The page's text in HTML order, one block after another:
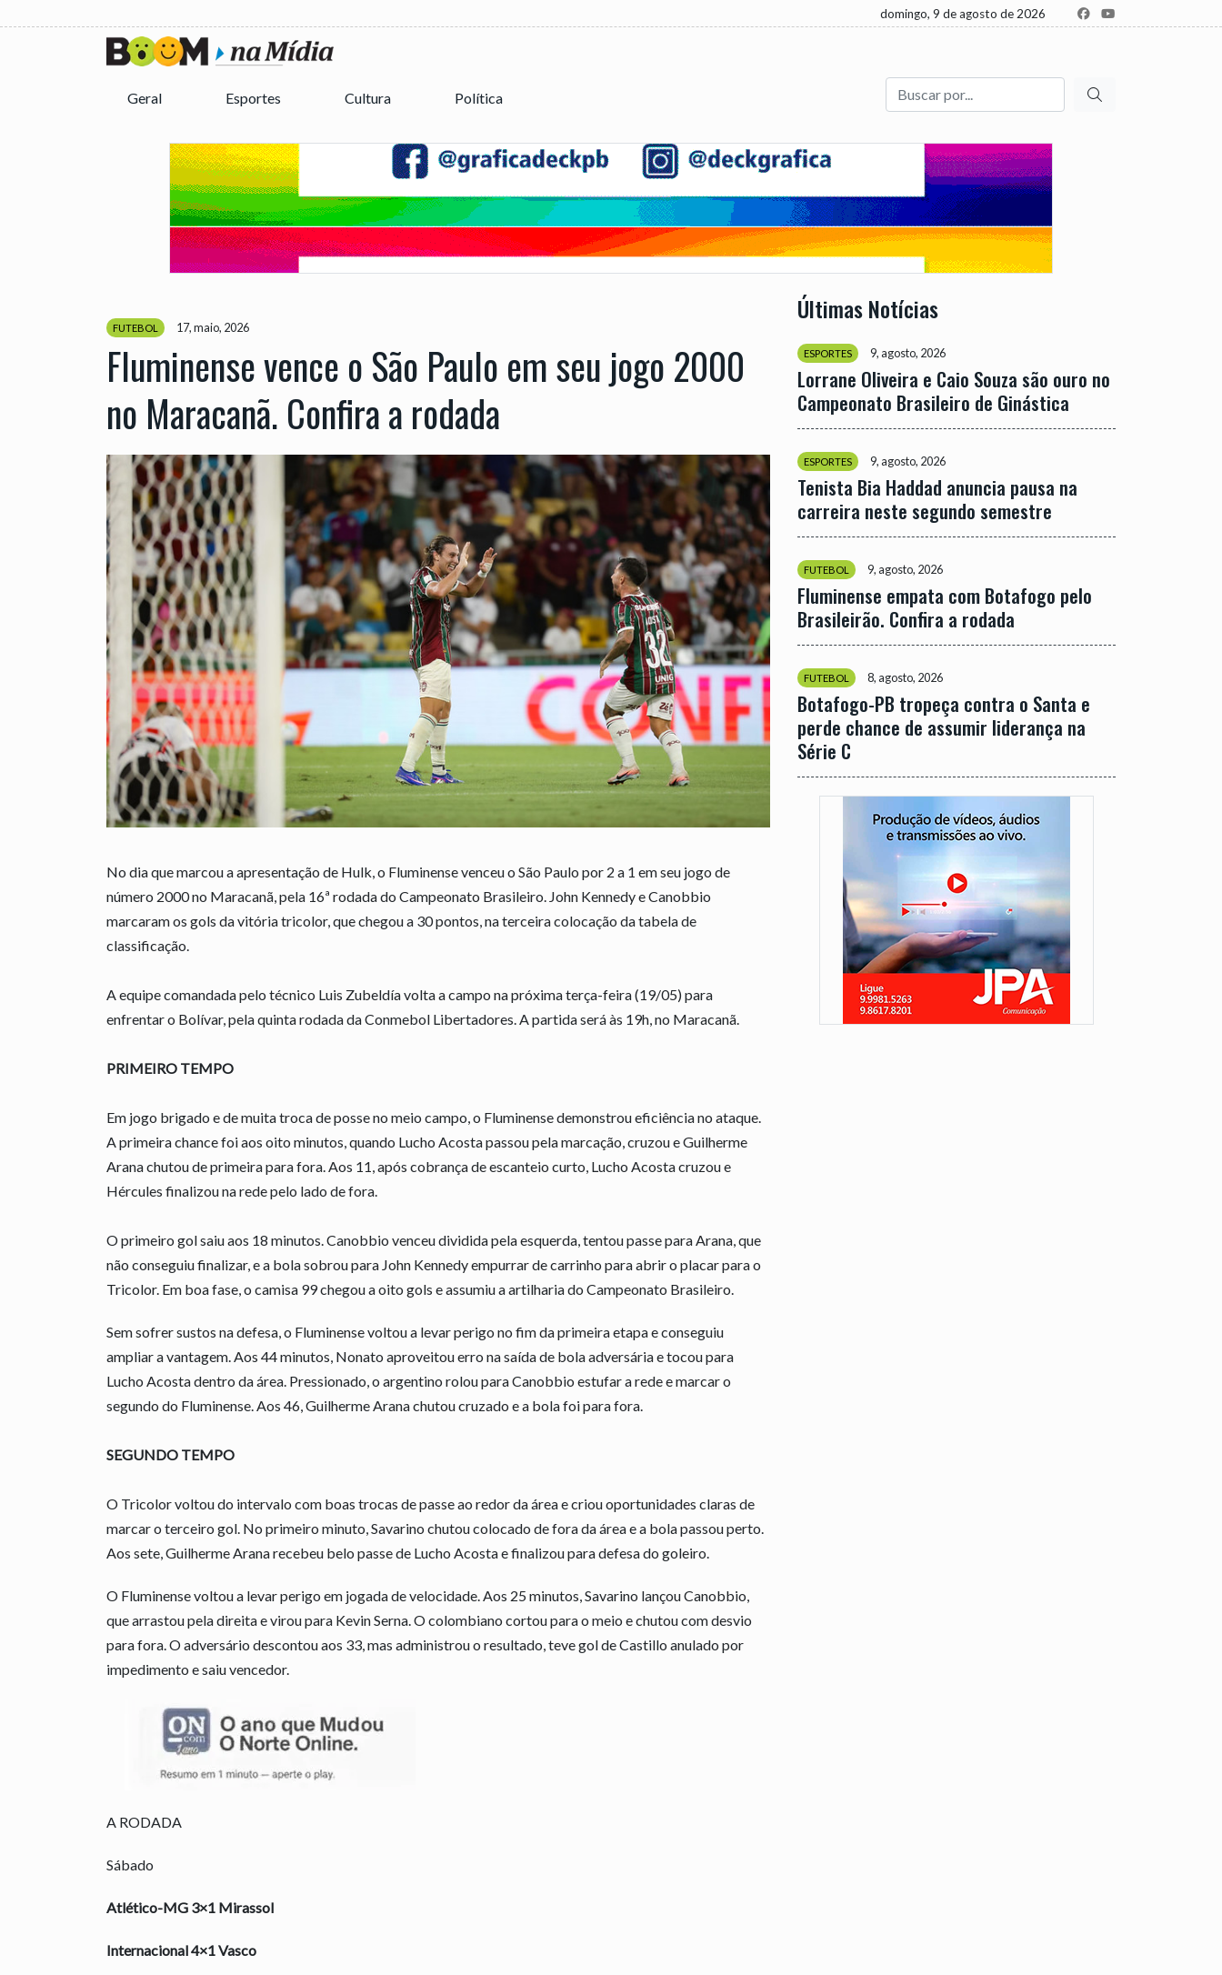
domingo, 9 de agosto de 2026
Geral Esportes Cultura Política
Buscar
FUTEBOL 17, maio, 2026
Fluminense vence o São Paulo em seu jogo 2000
no Maracanã. Confira a rodada
No dia que marcou a apresentação de Hulk, o Fluminense venceu o São Paulo por 2 a 1 em seu jogo de
número 2000 no Maracanã, pela 16ª rodada do Campeonato Brasileiro. John Kennedy e Canobbio
marcaram os gols da vitória tricolor, que chegou a 30 pontos, na terceira colocação da tabela de
classificação.
A equipe comandada pelo técnico Luis Zubeldía volta a campo na próxima terça-feira (19/05) para
enfrentar o Bolívar, pela quinta rodada da Conmebol Libertadores. A partida será às 19h, no Maracanã.
PRIMEIRO TEMPO
Em jogo brigado e de muita troca de posse no meio campo, o Fluminense demonstrou eficiência no ataque.
A primeira chance foi aos oito minutos, quando Lucho Acosta passou pela marcação, cruzou e Guilherme
Arana chutou de primeira para fora. Aos 11, após cobrança de escanteio curto, Lucho Acosta cruzou e
Hércules finalizou na rede pelo lado de fora.
O primeiro gol saiu aos 18 minutos. Canobbio venceu dividida pela esquerda, tentou passe para Arana, que
não conseguiu finalizar, e a bola sobrou para John Kennedy empurrar de carrinho para abrir o placar para o
Tricolor. Em boa fase, o camisa 99 chegou a oito gols e assumiu a artilharia do Campeonato Brasileiro.
Sem sofrer sustos na defesa, o Fluminense voltou a levar perigo no fim da primeira etapa e conseguiu
ampliar a vantagem. Aos 44 minutos, Nonato aproveitou erro na saída de bola adversária e tocou para
Lucho Acosta dentro da área. Pressionado, o argentino rolou para Canobbio estufar a rede e marcar o
segundo do Fluminense. Aos 46, Guilherme Arana chutou cruzado e a bola foi para fora.
SEGUNDO TEMPO
O Tricolor voltou do intervalo com boas trocas de passe ao redor da área e criou oportunidades claras de
marcar o terceiro gol. No primeiro minuto, Savarino chutou colocado de fora da área e a bola passou perto.
Aos sete, Guilherme Arana recebeu belo passe de Lucho Acosta e finalizou para defesa do goleiro.
O Fluminense voltou a levar perigo em jogada de velocidade. Aos 25 minutos, Savarino lançou Canobbio,
que arrastou pela direita e virou para Kevin Serna. O colombiano cortou para o meio e chutou com desvio
para fora. O adversário descontou aos 33, mas administrou o resultado, teve gol de Castillo anulado por
impedimento e saiu vencedor.
A RODADA
Sábado
Atlético-MG 3×1 Mirassol
Internacional 4×1 Vasco
Últimas Notícias
ESPORTES 9, agosto, 2026
Lorrane Oliveira e Caio Souza são ouro no
Campeonato Brasileiro de Ginástica
ESPORTES 9, agosto, 2026
Tenista Bia Haddad anuncia pausa na
carreira neste segundo semestre
FUTEBOL 9, agosto, 2026
Fluminense empata com Botafogo pelo
Brasileirão. Confira a rodada
FUTEBOL 8, agosto, 2026
Botafogo-PB tropeça contra o Santa e
perde chance de assumir liderança na
Série C